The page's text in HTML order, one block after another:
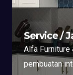
Service /
Alfa Furniture
pembuatan